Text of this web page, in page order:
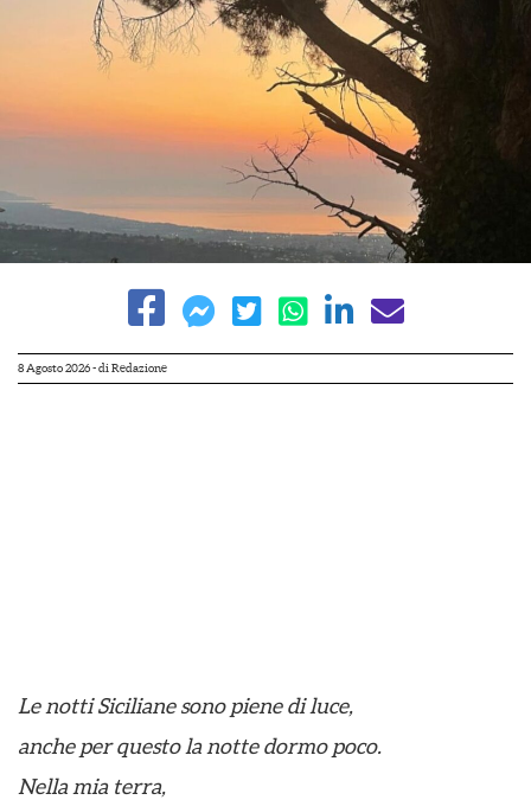
8 Agosto 2026- di Redazione
Le notti Siciliane sono piene di luce,
anche per questo la notte dormo poco.
Nella mia terra,